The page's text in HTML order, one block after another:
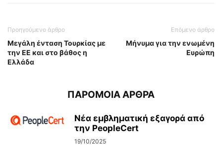
Προηγούμενο άρθρο
Μεγάλη ένταση Τουρκίας με
την ΕΕ και στο βάθος η
Ελλάδα
Επόμενο άρθρο
Μήνυμα για την ενωμένη
Ευρώπη
ΠΑΡΟΜΟΙΑ ΑΡΘΡΑ
Νέα εμβληματική εξαγορά από
την PeopleCert
19/10/2025